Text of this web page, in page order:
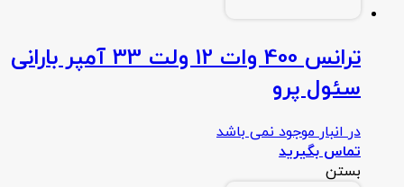
ترانس 400 وات 12 ولت 33 آمپر بارانی
سئول پرو
در انبار موجود نمی باشد
تماس بگیرید
بستن